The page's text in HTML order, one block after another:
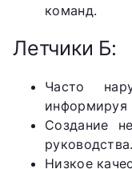
команд.
Летчики Б:
Часто
информируя
Создание
руководства.
Низкое